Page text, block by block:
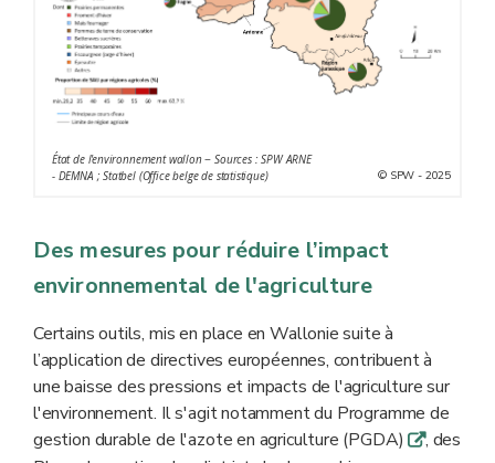
État de l'environnement wallon − Sources : SPW ARNE
- DEMNA ; Statbel (Office belge de statistique)
© SPW - 2025
Des mesures pour réduire l’impact
environnemental de l'agriculture
Certains outils, mis en place en Wallonie suite à
l’application de directives européennes, contribuent à
une baisse des pressions et impacts de l'agriculture sur
l'environnement. Il s'agit notamment du Programme de
gestion durable de l'azote en agriculture (PGDA)q, des